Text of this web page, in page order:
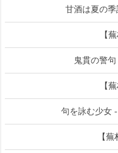
甘酒は夏の
【
鬼貫の警
【
句を詠む少女
【